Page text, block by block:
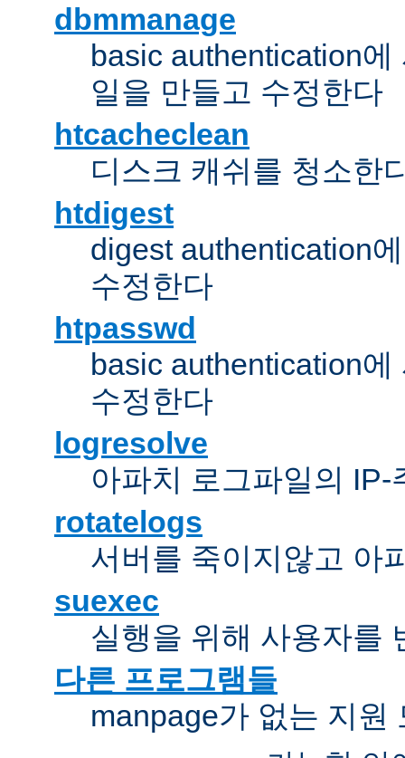
dbmmanage
basic authentication
일을 만들고 수정한다
htcacheclean
디스크 캐쉬를 청소한
htdigest
digest authentication
수정한다
htpasswd
basic authentication
수정한다
logresolve
아파치 로그파일의
rotatelogs
서버를 죽이지않고 아
suexec
실행을 위해 사용자를
다른 프로그램들
manpage가 없는 지원